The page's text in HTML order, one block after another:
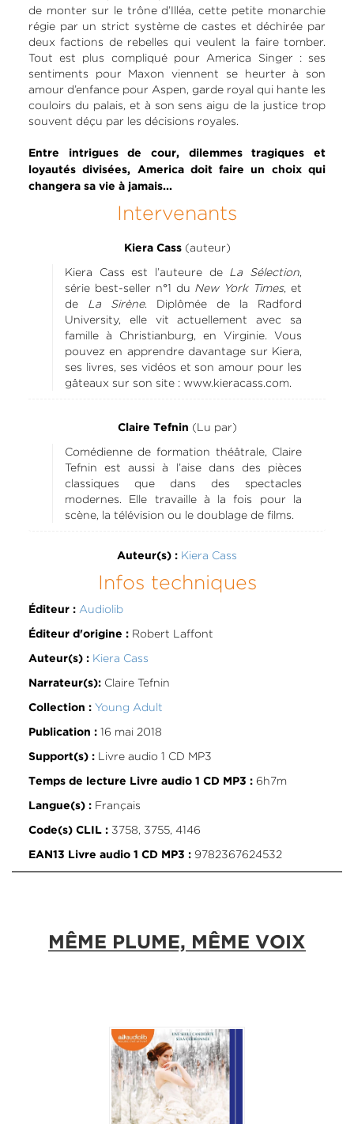
de monter sur le trône d’Illéa, cette petite monarchie
régie par un strict système de castes et déchirée par
deux factions de rebelles qui veulent la faire tomber.
Tout est plus compliqué pour America Singer : ses
sentiments pour Maxon viennent se heurter à son
amour d’enfance pour Aspen, garde royal qui hante les
couloirs du palais, et à son sens aigu de la justice trop
souvent déçu par les décisions royales.
Entre intrigues de cour, dilemmes tragiques et
loyautés divisées, America doit faire un choix qui
changera sa vie à jamais...
Intervenants
Kiera Cass(auteur)
Kiera Cass est l’auteure de La Sélection,
série best-seller n°1 du New York Times, et
de La Sirène. Diplômée de la Radford
University, elle vit actuellement avec sa
famille à Christianburg, en Virginie. Vous
pouvez en apprendre davantage sur Kiera,
ses livres, ses vidéos et son amour pour les
gâteaux sur son site : www.kieracass.com.
Claire Tefnin (Lu par)
Comédienne de formation théâtrale, Claire
Tefnin est aussi à l’aise dans des pièces
classiques que dans des spectacles
modernes. Elle travaille à la fois pour la
scène, la télévision ou le doublage de films.
Auteur(s) : Kiera Cass
Infos techniques
Éditeur : Audiolib
Éditeur d'origine :Robert Laffont
Auteur(s) : Kiera Cass
Narrateur(s):Claire Tefnin
Collection : Young Adult
Publication :16 mai 2018
Support(s) :Livre audio 1 CD MP3
Temps de lecture Livre audio 1 CD MP3 :6h7m
Langue(s) :Français
Code(s) CLIL :3758, 3755, 4146
EAN13 Livre audio 1 CD MP3 :9782367624532
MÊME PLUME, MÊME VOIX